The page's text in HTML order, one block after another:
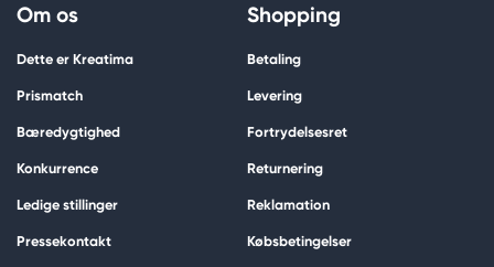
Om os
Dette er Kreatima
Prismatch
Bæredygtighed
Konkurrence
Ledige stillinger
Pressekontakt
Shopping
Betaling
Levering
Fortrydelsesret
Returnering
Reklamation
Købsbetingelser